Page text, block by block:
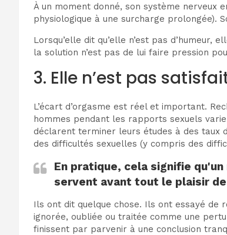
À un moment donné, son système nerveux
physiologique à une surcharge prolongée).
Lorsqu’elle dit qu’elle n’est pas
la solution n’est pas de lui faire pression
3. Elle n’est pas
L’écart d’orgasme est réel et important.
hommes pendant les rapports sexuels
déclarent terminer leurs études à des taux
des difficultés sexuelles (y compris des
En pratique, cela signifie
servent avant tout le plaisir
Ils ont dit quelque chose. Ils ont essayé de
ignorée, oubliée ou traitée comme une
finissent par parvenir à une conclusion